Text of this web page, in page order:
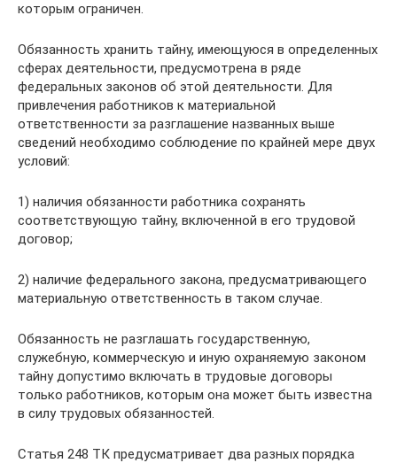
которым ограничен.
Обязанность хранить тайну, имеющуюся в определенных
сферах деятельности, предусмотрена в ряде
федеральных законов об этой деятельности. Для
привлечения работников к материальной
ответственности за разглашение названных выше
сведений необходимо соблюдение по крайней мере двух
условий:
1) наличия обязанности работника сохранять
соответствующую тайну, включенной в его трудовой
договор;
2) наличие федерального закона, предусматривающего
материальную ответственность в таком случае.
Обязанность не разглашать государственную,
служебную, коммерческую и иную охраняемую законом
тайну допустимо включать в трудовые договоры
только работников, которым она может быть известна
в силу трудовых обязанностей.
Статья 248 ТК предусматривает два разных порядка